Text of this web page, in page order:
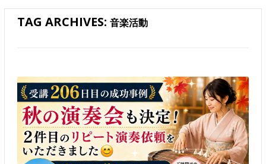
TAG ARCHIVES: 音楽活動